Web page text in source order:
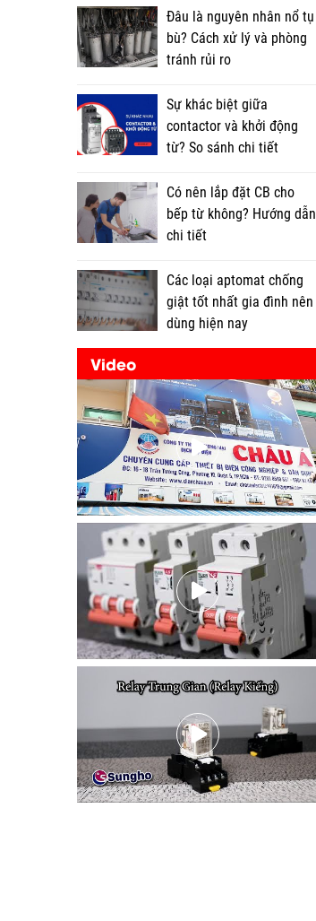
Đâu là nguyên nhân nổ tụ
bù? Cách xử lý và phòng
tránh rủi ro
Sự khác biệt giữa
contactor và khởi động
từ? So sánh chi tiết
Có nên lắp đặt CB cho
bếp từ không? Hướng dẫn
chi tiết
Các loại aptomat chống
giật tốt nhất gia đình nên
dùng hiện nay
Video